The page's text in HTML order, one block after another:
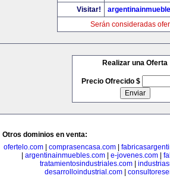
Visitar!
Serán consideradas
Realizar una Oferta
Precio Ofrecido $
Otros dominios en venta:
ofertelo.com| comprasencasa.com|
argentinainmuebles.com| e-jovenes.com|
tratamientosindustriales.com
desarrolloindustrial.com